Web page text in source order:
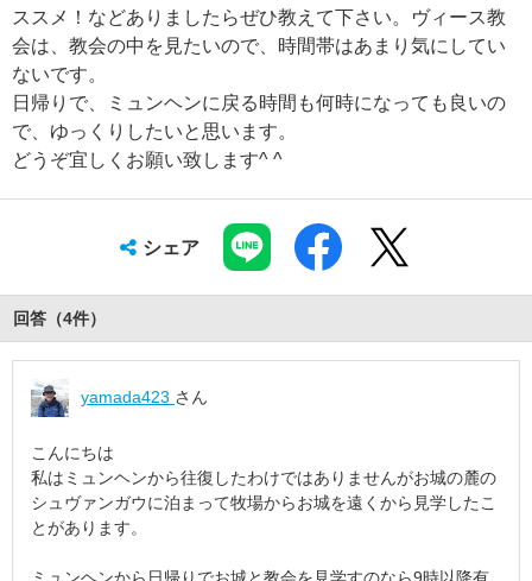
ススメ！などありましたらぜひ教えて下さい。ヴィース教
会は、教会の中を見たいので、時間帯はあまり気にしてい
ないです。
日帰りで、ミュンヘンに戻る時間も何時になっても良いの
で、ゆっくりしたいと思います。
どうぞ宜しくお願い致します^ ^
シェア
回答（4件）
yamada423 さん
こんにちは
私はミュンヘンから往復したわけではありませんがお城の麓の
シュヴァンガウに泊まって牧場からお城を遠くから見学したこ
とがあります。